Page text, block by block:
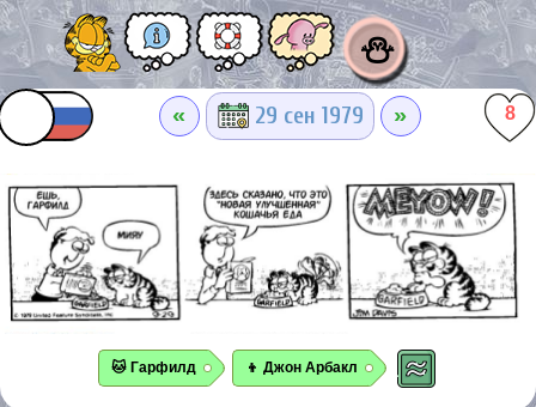
⛄
« 29 сен 1979 » 8
🐱 Гарфилд 👦 Джон Арбакл